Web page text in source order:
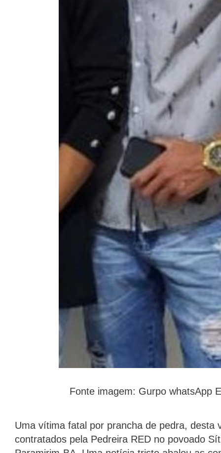
Fonte imagem: Gurpo whatsApp
Uma vítima fatal por prancha de pedra, desta
contratados pela Pedreira RED no povoado